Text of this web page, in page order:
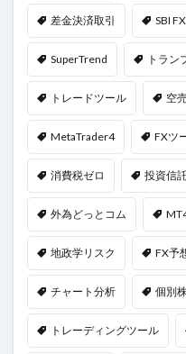
差金決済取引 SBI
SuperTrend トラン
トレードツール 空
MetaTrader4 FXツ
消費税ゼロ 投資信
外為どっとコム
地政学リスク FX予
チャート分析 個別
トレーディングツール